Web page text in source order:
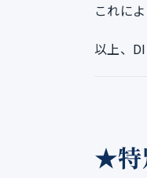
これに
以上、
★特